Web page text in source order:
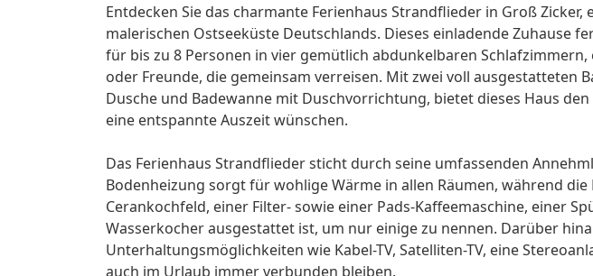
Entdecken Sie das charmante Ferienhaus Strandflieder in Groß Zicker,
malerischen Ostseeküste Deutschlands. Dieses einladende Zuhause
für bis zu 8 Personen in vier gemütlich abdunkelbaren Schlafzimmern,
oder Freunde, die gemeinsam verreisen. Mit zwei voll ausgestatteten
Dusche und Badewanne mit Duschvorrichtung, bietet dieses Haus
eine entspannte Auszeit wünschen.
Das Ferienhaus Strandflieder sticht durch seine umfassenden
Bodenheizung sorgt für wohlige Wärme in allen Räumen, während die
Cerankochfeld, einer Filter- sowie einer Pads-Kaffeemaschine, einer
Wasserkocher ausgestattet ist, um nur einige zu nennen. Darüber
Unterhaltungsmöglichkeiten wie Kabel-TV, Satelliten-TV, eine
auch im Urlaub immer verbunden bleiben.